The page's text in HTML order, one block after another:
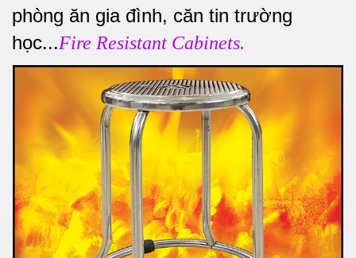
phòng ăn gia đình, căn tin trường
học...Fire Resistant Cabinets.